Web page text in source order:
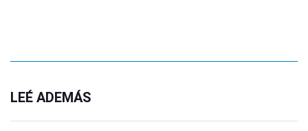
LEÉ ADEMÁS